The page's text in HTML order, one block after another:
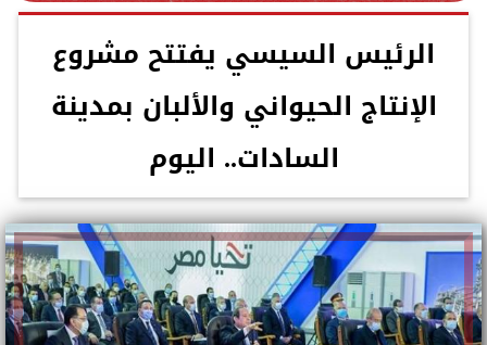
الرئيس السيسي يفتتح مشروع
الإنتاج الحيواني والألبان بمدينة
السادات.. اليوم